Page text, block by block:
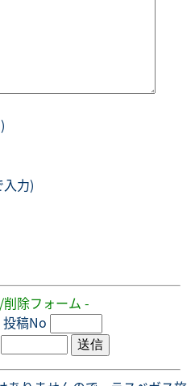
力)
除フォーム -
投稿No